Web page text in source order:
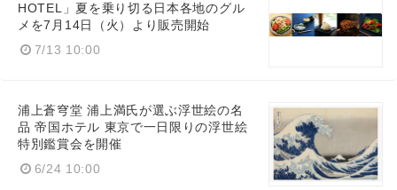
HOTEL」夏を乗り切る⽇本各地のグル
メを7⽉14⽇（⽕）より販売開始
7/13 10:00
浦上蒼穹堂 浦上満氏が選ぶ浮世絵の名
品 帝国ホテル 東京で一日限りの浮世絵
特別鑑賞会を開催
6/24 10:00